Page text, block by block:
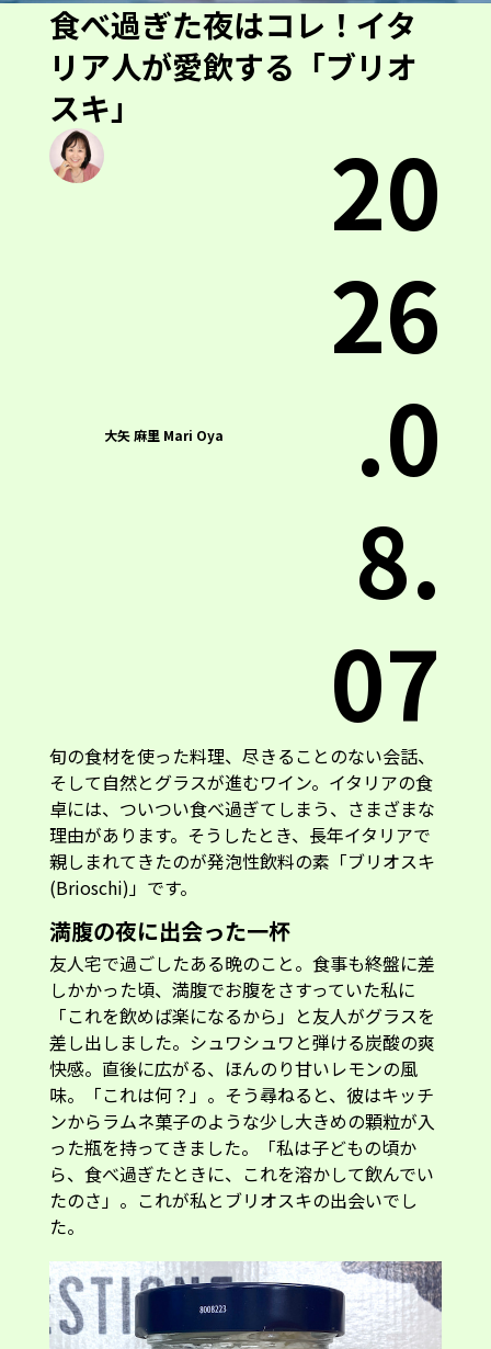
食べ過ぎた夜はコレ！イタ
リア人が愛飲する「ブリオ
スキ」
大矢 麻里 Mari Oya
20
26
.0
8.
07
旬の食材を使った料理、尽きることのない会話、
そして自然とグラスが進むワイン。イタリアの食
卓には、ついつい食べ過ぎてしまう、さまざまな
理由があります。そうしたとき、長年イタリアで
親しまれてきたのが発泡性飲料の素「ブリオスキ
(Brioschi)」です。
満腹の夜に出会った一杯
友人宅で過ごしたある晩のこと。食事も終盤に差
しかかった頃、満腹でお腹をさすっていた私に
「これを飲めば楽になるから」と友人がグラスを
差し出しました。シュワシュワと弾ける炭酸の爽
快感。直後に広がる、ほんのり甘いレモンの風
味。「これは何？」。そう尋ねると、彼はキッチ
ンからラムネ菓子のような少し大きめの顆粒が入
った瓶を持ってきました。「私は子どもの頃か
ら、食べ過ぎたときに、これを溶かして飲んでい
たのさ」。これが私とブリオスキの出会いでし
た。